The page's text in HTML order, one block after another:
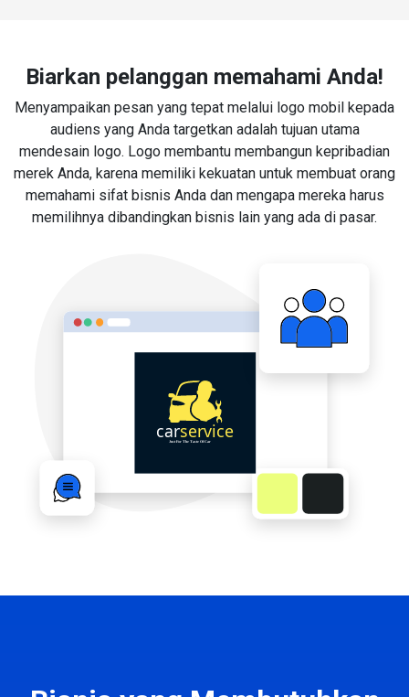
Biarkan pelanggan memahami Anda!
Menyampaikan pesan yang tepat melalui logo mobil kepada
audiens yang Anda targetkan adalah tujuan utama
mendesain logo. Logo membantu membangun kepribadian
merek Anda, karena memiliki kekuatan untuk membuat orang
memahami sifat bisnis Anda dan mengapa mereka harus
memilihnya dibandingkan bisnis lain yang ada di pasar.